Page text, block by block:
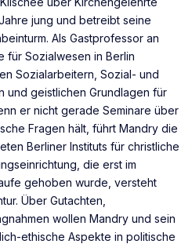
jung und betreibt seine
Als Gastprofessor an
für Sozialwesen in Berlin
Sozialarbeitern, Sozial- und
und geistlichen Grundlagen für
er nicht gerade Seminare über
Fragen hält, führt Mandry die
Berliner Instituts für christliche
die erst im
gehoben wurde, versteht
Über Gutachten,
wollen Mandry und sein
ethische Aspekte in politische